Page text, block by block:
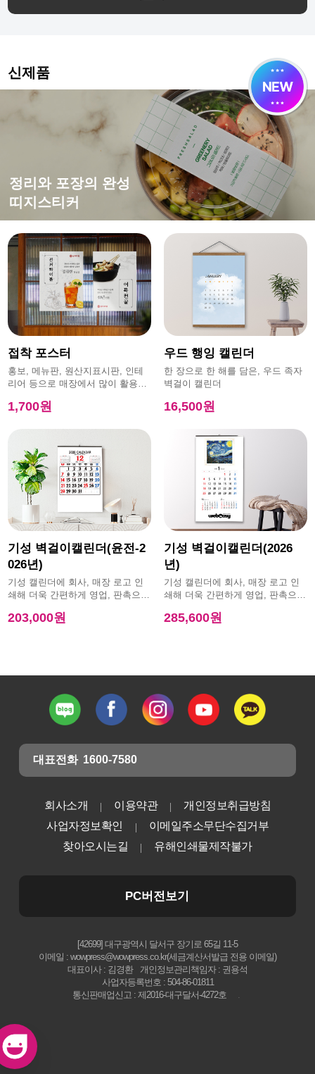
신제품
떨어지지 않는 강한 접착력
특수초강접스티커
평범한 엽서에 감성을 더하면?
캔버스엽서
홍보,이벤트에 효과적인
모양엽서
정리와 포장의 완성
띠지스티커
접착 포스터
홍보, 메뉴판, 원산지표시판, 인테
리어 등으로 매장에서 많이 활용하
1,700원
우드 행잉 캘린더
한 장으로 한 해를 담은, 우드 족자
벽걸이 캘린더
16,500원
기성 벽걸이캘린더(윤전-2
026년)
기성 캘린더에 회사, 매장 로고 인
쇄해 더욱 간편하게 영업, 판촉으로
203,000원
기성 벽걸이캘린더(2026
년)
기성 캘린더에 회사, 매장 로고 인
쇄해 더욱 간편하게 영업, 판촉으로
285,600원
대표전화 1600-7580
회사소개 이용약관
개인정보취급방침
사업자정보확인
이메일주소무단수집거부
찾아오시는길
유해인쇄물제작불가
PC버전보기
[42699] 대구광역시 달서구 장기로 65길 11-5
이메일 : wowpress@wowpress.co.kr(세금계산서발급 전용 이메일)
대표이사 : 김경환
개인정보관리책임자 : 권용석
사업자등록번호 : 504-86-01811
통신판매업신고 : 제2016-대구달서-4272호